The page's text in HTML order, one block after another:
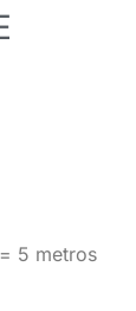
5 metros